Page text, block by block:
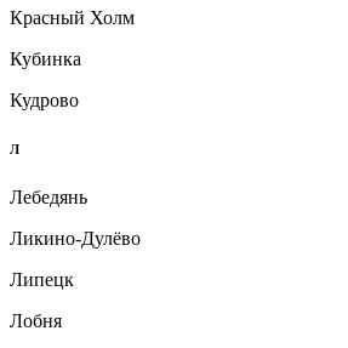
Красный Холм
Кубинка
Кудрово
Л
Лебедянь
Ликино-Дулёво
Липецк
Лобня